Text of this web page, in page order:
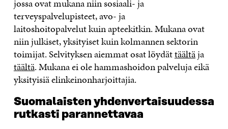
jossa ovat mukana niin sosiaali- ja
terveyspalvelupisteet, avo- ja
laitoshoitopalvelut kuin apteekitkin. Mukana ovat
niin julkiset, yksityiset kuin kolmannen sektorin
toimijat. Selvityksen aiemmat osat löydättäältäja
täältä. Mukana ei ole hammashoidon palveluja eikä
yksityisiä elinkeinonharjoittajia.
Suomalaisten yhdenvertaisuudessa
rutkasti parannettavaa